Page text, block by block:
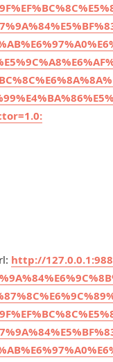
http://